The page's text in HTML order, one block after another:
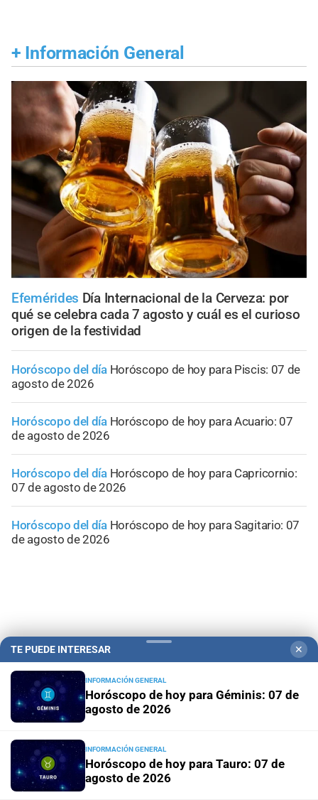
+ Información General
Efemérides Día Internacional de la Cerveza: por
qué se celebra cada 7 agosto y cuál es el curioso
origen de la festividad
Horóscopo del día Horóscopo de hoy para Piscis: 07 de
agosto de 2026
Horóscopo del día Horóscopo de hoy para Acuario: 07
de agosto de 2026
Horóscopo del día Horóscopo de hoy para Capricornio:
07 de agosto de 2026
Horóscopo del día Horóscopo de hoy para Sagitario: 07
de agosto de 2026
Campolitoral Revista Nosotros
Podcasts Mirador Provincial VivíMejor SF Puerto Negocios
TE PUEDE INTERESAR ✕
INFORMACIÓN GENERAL
Horóscopo de hoy para Géminis: 07 de
agosto de 2026
INFORMACIÓN GENERAL
Horóscopo de hoy para Tauro: 07 de
agosto de 2026